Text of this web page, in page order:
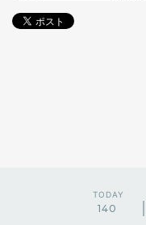
TODAY
140